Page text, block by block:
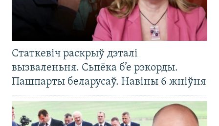
Статкевіч раскрыў дэталі
вызваленьня. Сьпёка б’е рэкорды.
Пашпарты беларусаў. Навіны 6 жніўня